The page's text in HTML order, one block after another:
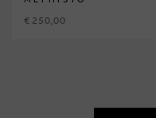
€ 250,00